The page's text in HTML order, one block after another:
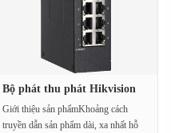
Bộ phát thu phát Hikvision
Giới thiệu sản phẩmKhoảng cách
truyền dẫn sản phẩm dài, xa nhất hỗ